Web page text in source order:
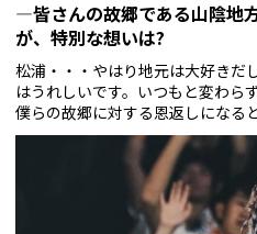
—皆さんの故郷である山陰地
が、特別な想いは?
松浦・・・やはり地元は大好きだ
はうれしいです。いつもと変わら
僕らの故郷に対する恩返しになる